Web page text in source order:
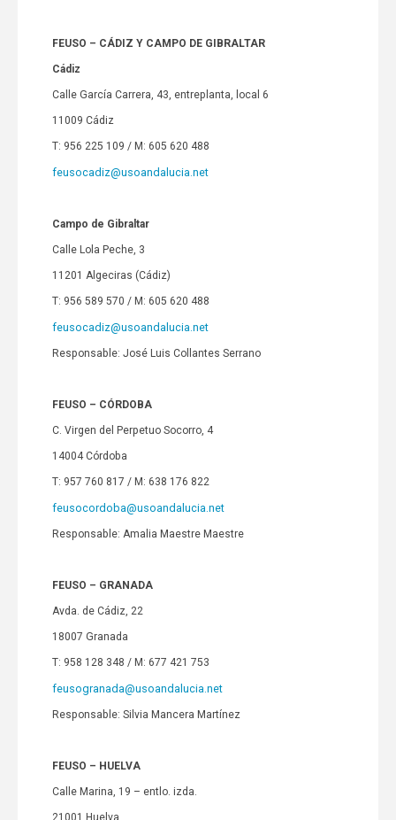
FEUSO – CÁDIZ Y CAMPO DE GIBRALTAR
Cádiz
Calle García Carrera, 43, entreplanta, local 6
11009 Cádiz
T: 956 225 109 / M: 605 620 488
feusocadiz@usoandalucia.net
Campo de Gibraltar
Calle Lola Peche, 3
11201 Algeciras (Cádiz)
T: 956 589 570 / M: 605 620 488
feusocadiz@usoandalucia.net
Responsable: José Luis Collantes Serrano
FEUSO – CÓRDOBA
C. Virgen del Perpetuo Socorro, 4
14004 Córdoba
T: 957 760 817 / M: 638 176 822
feusocordoba@usoandalucia.net
Responsable: Amalia Maestre Maestre
FEUSO – GRANADA
Avda. de Cádiz, 22
18007 Granada
T: 958 128 348 / M: 677 421 753
feusogranada@usoandalucia.net
Responsable: Silvia Mancera Martínez
FEUSO – HUELVA
Calle Marina, 19 – entlo. izda.
21001 Huelva